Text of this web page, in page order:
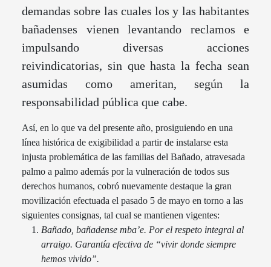
demandas sobre las cuales los y las habitantes
bañadenses vienen levantando reclamos e
impulsando diversas acciones
reivindicatorias, sin que hasta la fecha sean
asumidas como ameritan, según la
responsabilidad pública que cabe.
Así, en lo que va del presente año, prosiguiendo en una
línea histórica de exigibilidad a partir de instalarse esta
injusta problemática de las familias del Bañado, atravesada
palmo a palmo además por la vulneración de todos sus
derechos humanos, cobró nuevamente destaque la gran
movilización efectuada el pasado 5 de mayo en torno a las
siguientes consignas, tal cual se mantienen vigentes:
Bañado, bañadense mba’e. Por el respeto integral al
arraigo. Garantía efectiva de “vivir donde siempre
hemos vivido”.